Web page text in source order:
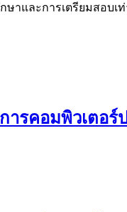
าและการเตรียมสอบเ
ารคอมพิวเตอ